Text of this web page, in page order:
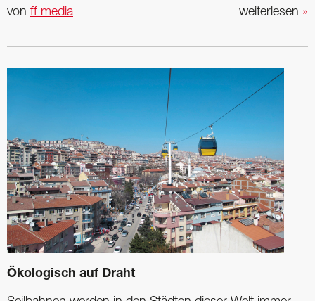
weiterlesen »
von ff media
Ökologisch auf Draht